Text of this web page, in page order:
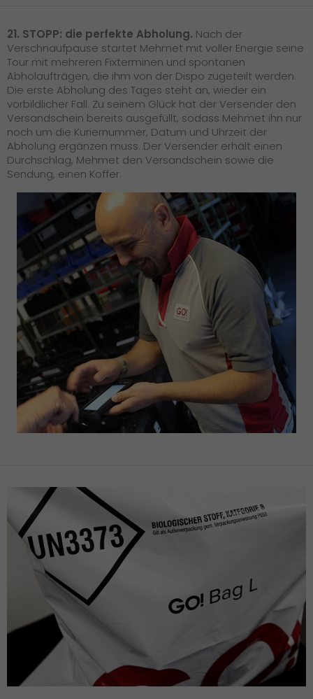
21. STOPP: die perfekte Abholung. Nach der
Verschnaufpause startet Mehmet mit voller Energie seine
Tour mit mehreren Fixterminen und spontanen
Abholaufträgen, die ihm von der Dispo zugeteilt werden.
Die erste Abholung des Tages steht an, wieder ein
vorbildlicher Fall. Zu seinem Glück hat der Versender den
Versandschein bereits ausgefüllt, sodass Mehmet ihn nur
noch um die Kuriernummer, Datum und Uhrzeit der
Abholung ergänzen muss. Der Versender erhält einen
Durchschlag, Mehmet den Versandschein sowie die
Sendung, einen Koffer.